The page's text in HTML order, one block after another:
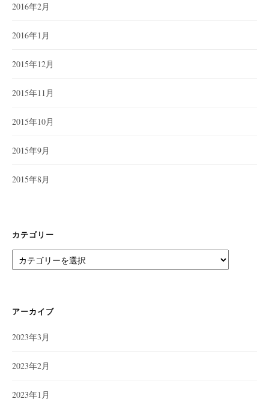
2016年2月
2016年1月
2015年12月
2015年11月
2015年10月
2015年9月
2015年8月
カテゴリー
テ
ー
アーカイブ
2023年3月
2023年2月
2023年1月